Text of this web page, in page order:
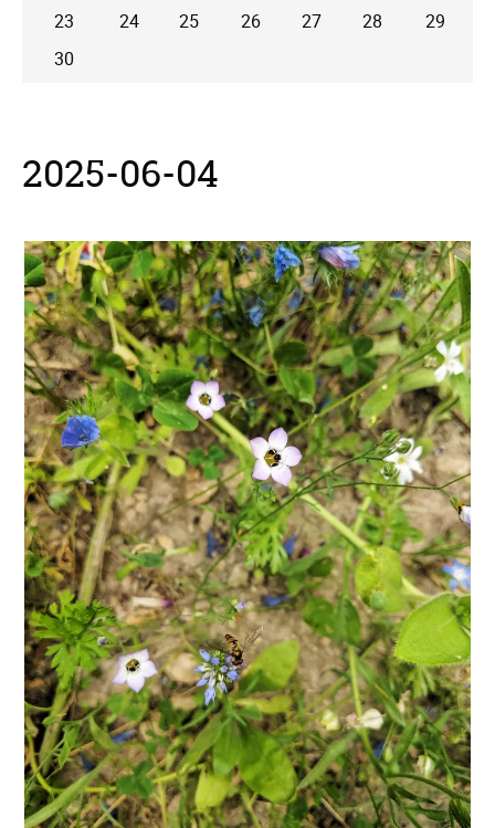
23
24 25 26 27 28
29
30
2025-06-04